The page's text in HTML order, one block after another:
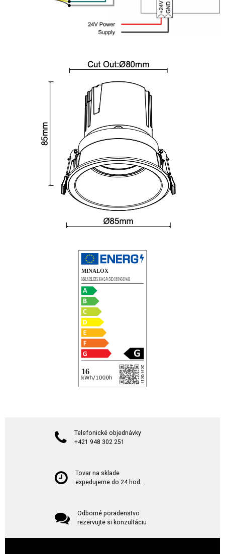
Telefonické objednávky
+421 948 302 251
Tovar na sklade
expedujeme do 24 hod.
Odborné poradenstvo
rezervujte si konzultáciu